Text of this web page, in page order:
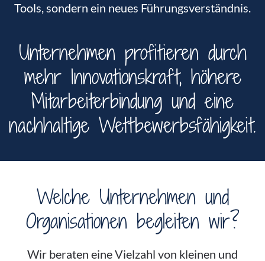
Tools, sondern ein neues Führungsverständnis.
Unternehmen profitieren durch
mehr Innovationskraft, höhere
Mitarbeiterbindung und eine
nachhaltige Wettbewerbsfähigkeit.
Welche Unternehmen und
Organisationen begleiten wir?
Wir beraten eine Vielzahl von kleinen und